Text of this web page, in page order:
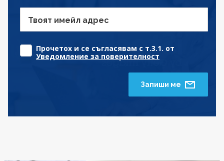
Твоят имейл адрес
Прочетох и се съгласявам с т.3.1. от
Уведомление за поверителност
Запиши ме